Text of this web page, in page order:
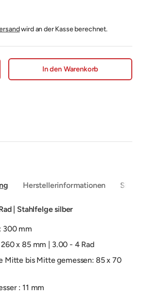
wird an der Kasse berechnet.
erhöhen In den Warenkorb
Herstellerinformationen
| Stahlfelge silber
300 mm
x 85 mm | 3.00 - 4 Rad
Mitte bis Mitte gemessen: 85 x 70
: 11 mm